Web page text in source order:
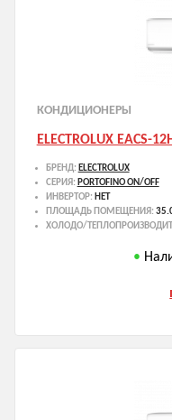
КОНДИЦИОНЕРЫ
ELECTROLUX EACS-
БРЕНД: ELECTROLUX
СЕРИЯ: PORTOFINO ON/OFF
ИНВЕРТОР: НЕТ
ПЛОЩАДЬ ПОМЕЩЕНИЯ:
ХОЛОДО/